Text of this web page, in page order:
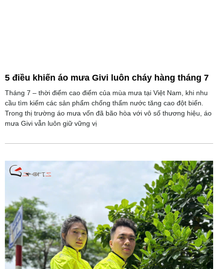
5 điều khiến áo mưa Givi luôn cháy hàng tháng 7
Tháng 7 – thời điểm cao điểm của mùa mưa tại Việt Nam, khi nhu
cầu tìm kiếm các sản phẩm chống thấm nước tăng cao đột biến.
Trong thị trường áo mưa vốn đã bão hòa với vô số thương hiệu, áo
mưa Givi vẫn luôn giữ vững vị